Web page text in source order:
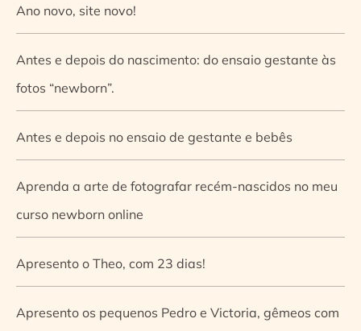
Ano novo, site novo!
Antes e depois do nascimento: do ensaio gestante às
fotos “newborn”.
Antes e depois no ensaio de gestante e bebês
Aprenda a arte de fotografar recém-nascidos no meu
curso newborn online
Apresento o Theo, com 23 dias!
Apresento os pequenos Pedro e Victoria, gêmeos com